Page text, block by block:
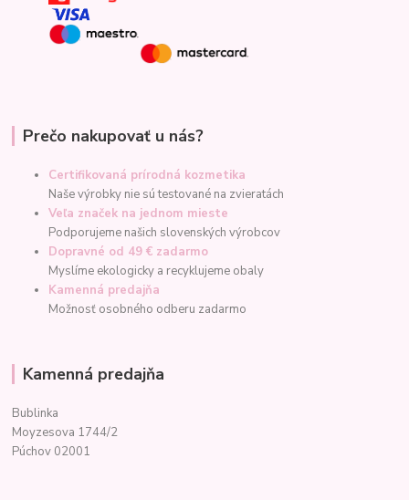
Prečo nakupovať u nás?
Certifikovaná prírodná kozmetika
Naše výrobky nie sú testované na zvieratách
Veľa značek na jednom mieste
Podporujeme našich slovenských výrobcov
Dopravné od 49 € zadarmo
Myslíme ekologicky a recyklujeme obaly
Kamenná predajňa
Možnosť osobného odberu zadarmo
Kamenná predajňa
Bublinka
Moyzesova 1744/2
Púchov 02001